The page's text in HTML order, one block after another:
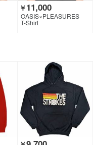
￥11,000
OASIS×PLEASURES
T-Shirt